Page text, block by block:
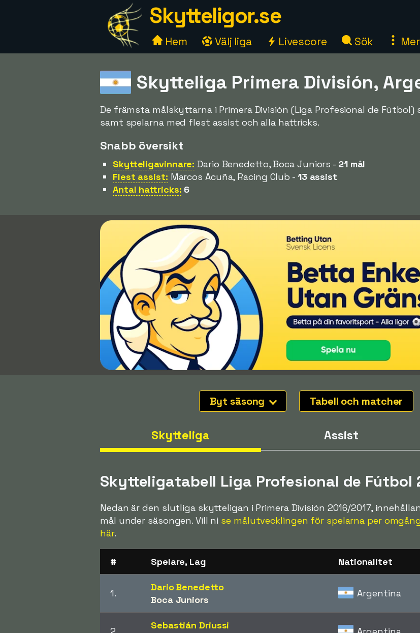
Skytteligor.se
Hem Välj liga Livescore Sök
Skytteliga Primera División,
De främsta målskyttarna i Primera División (Liga Profesional de Fútbol)
samt spelarna med flest assist och alla hattricks.
Snabb översikt
Skytteligavinnare: Dario Benedetto, Boca Juniors - 21 mål
Flest assist: Marcos Acuña, Racing Club - 13 assist
Antal hattricks: 6
Byt säsong Tabell och matcher
Skytteliga Assist
Skytteligatabell Liga Profesional de Fútbol
Nedan är den slutliga skytteligan i Primera División 2016/2017,
mål under säsongen. Vill ni se målutvecklingen för spelarna per
här.
# Spelare, Lag Nationalitet
1.
Dario Benedetto
Boca Juniors
Argentina
Sebastián Driussi